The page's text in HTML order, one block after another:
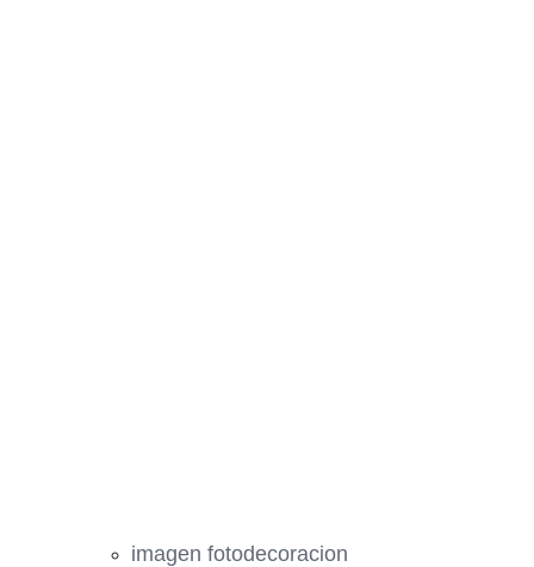
imagen fotodecoracion